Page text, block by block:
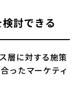
討できる
層に対する施策
ったマーケティ